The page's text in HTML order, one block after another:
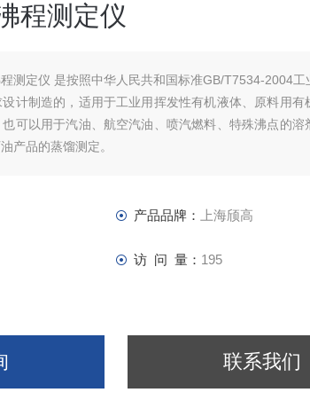
程测定仪
程测定仪 是按照中华人民共和国标准GB/T7534-2004
计制造的，适用于工业用挥发性有机液体、原料用有
可以用于汽油、航空汽油、喷汽燃料、特殊沸点的溶
产品的蒸馏测定。
产品品牌： 上海颀高
访 问 量： 195
联系我们